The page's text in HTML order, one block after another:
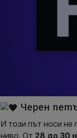
Черен
И този път носи не
ниво. От 28 до 30